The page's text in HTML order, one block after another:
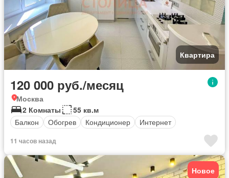
Квартира
120 000 руб./месяц
Москва
2 Комнаты
55 кв.м
Балкон
Обогрев Кондиционер Интернет
11 часов назад
Новое